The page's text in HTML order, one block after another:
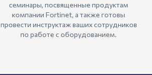
семинары, посвященные продуктам
компании Fortinet, а также готовы
провести инструктаж ваших сотрудников
по работе с оборудованием.